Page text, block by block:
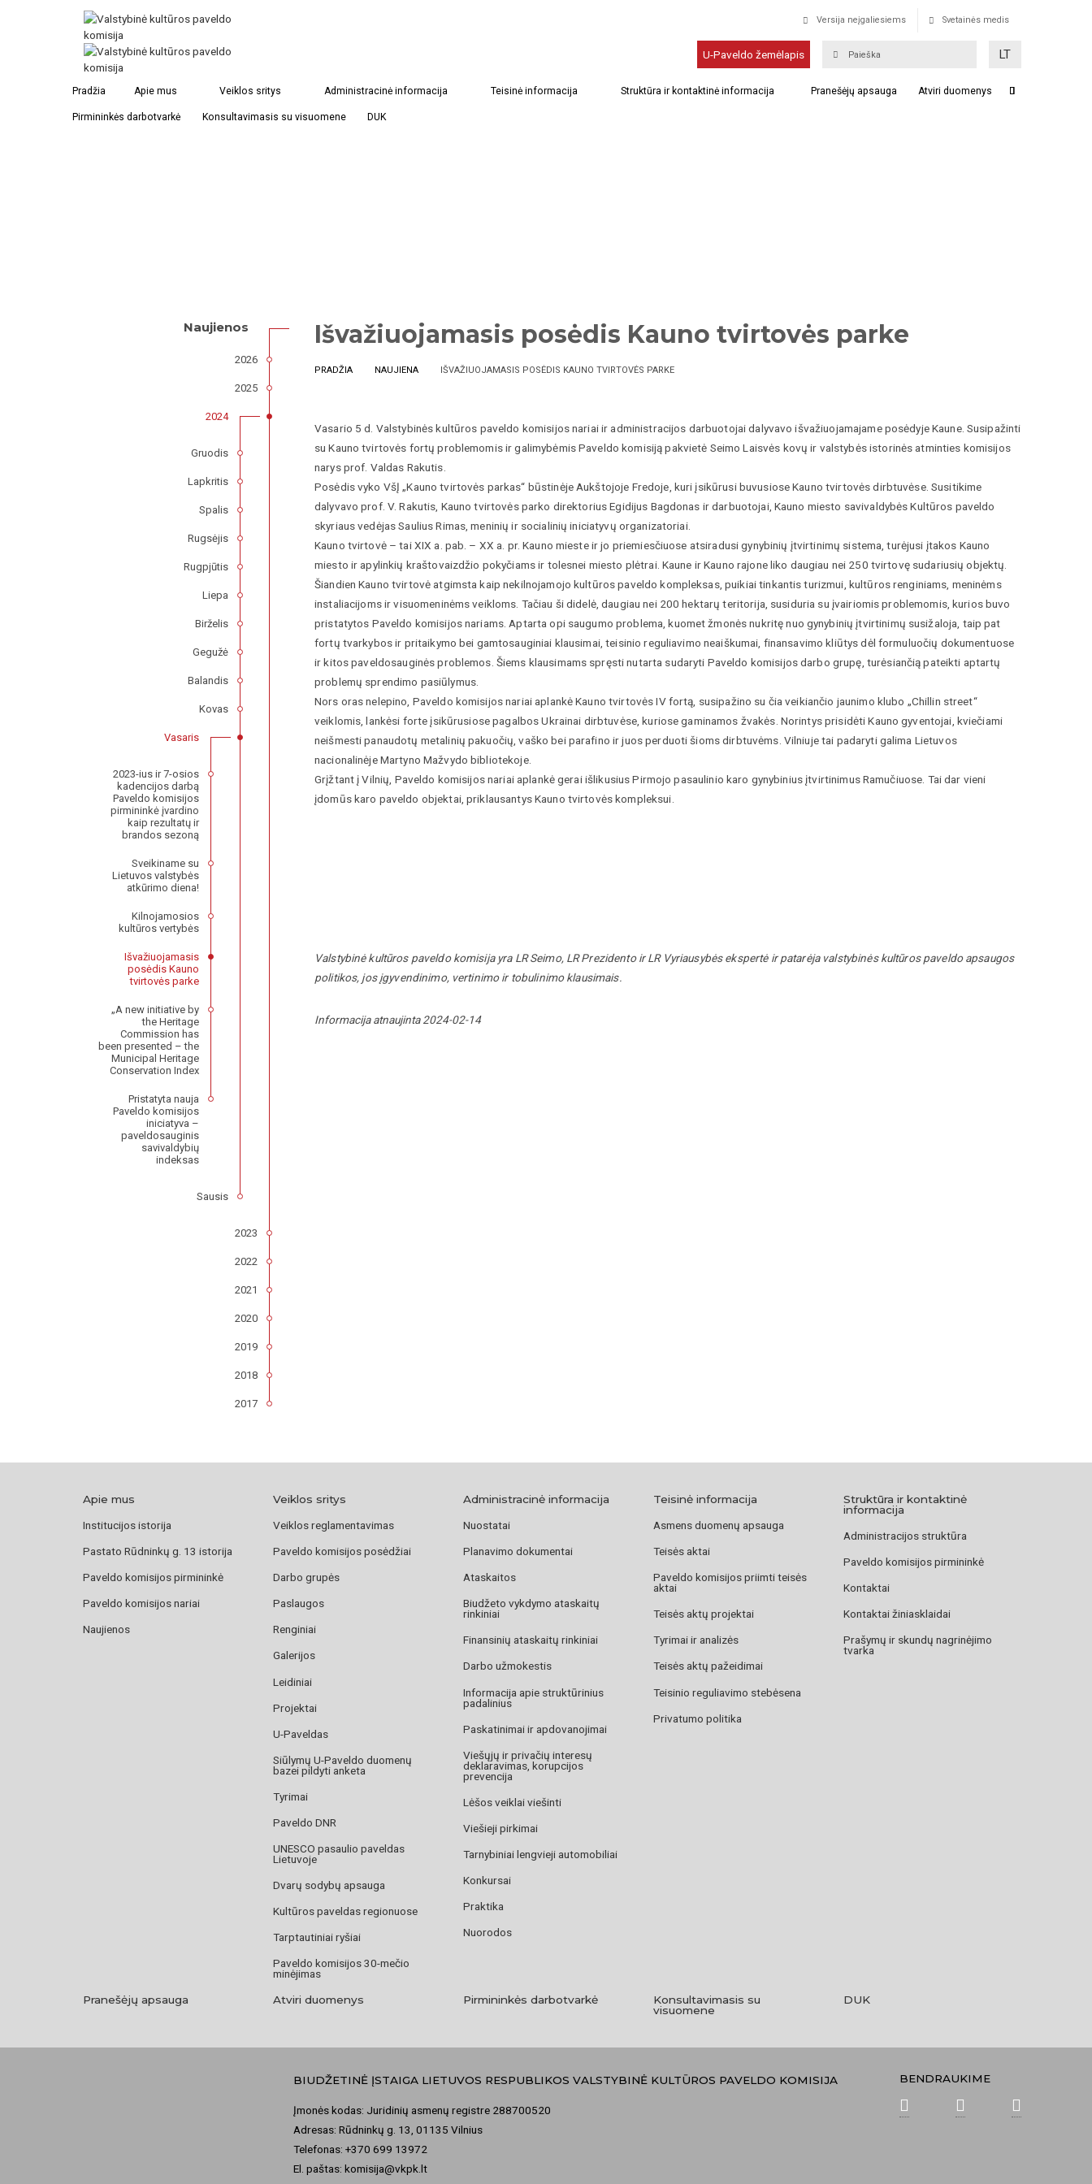
Versija neįgaliesiems Svetainės medis
U-Paveldo žemėlapis LT
Pradžia Apie mus Veiklos sritys Administracinė informacija Teisinė informacija Struktūra ir kontaktinė informacija Pranešėjų apsauga Atviri duomenys
Pirmininkės darbotvarkė Konsultavimasis su visuomene DUK
Išvažiuojamasis posėdis Kauno tvirtovės parke
PRADŽIA NAUJIENA IŠVAŽIUOJAMASIS POSĖDIS KAUNO TVIRTOVĖS PARKE
Vasario 5 d. Valstybinės kultūros paveldo komisijos nariai ir administracijos darbuotojai dalyvavo išvažiuojamajame posėdyje Kaune. Susipažinti
su Kauno tvirtovės fortų problemomis ir galimybėmis Paveldo komisiją pakvietė Seimo Laisvės kovų ir valstybės istorinės atminties komisijos
narys prof. Valdas Rakutis.
Posėdis vyko VšĮ „Kauno tvirtovės parkas“ būstinėje Aukštojoje Fredoje, kuri įsikūrusi buvusiose Kauno tvirtovės dirbtuvėse. Susitikime
dalyvavo prof. V. Rakutis, Kauno tvirtovės parko direktorius Egidijus Bagdonas ir darbuotojai, Kauno miesto savivaldybės Kultūros paveldo
skyriaus vedėjas Saulius Rimas, meninių ir socialinių iniciatyvų organizatoriai.
Kauno tvirtovė – tai XIX a. pab. – XX a. pr. Kauno mieste ir jo priemiesčiuose atsiradusi gynybinių įtvirtinimų sistema, turėjusi įtakos Kauno
miesto ir apylinkių kraštovaizdžio pokyčiams ir tolesnei miesto plėtrai. Kaune ir Kauno rajone liko daugiau nei 250 tvirtovę sudariusių objektų.
Šiandien Kauno tvirtovė atgimsta kaip nekilnojamojo kultūros paveldo kompleksas, puikiai tinkantis turizmui, kultūros renginiams, meninėms
instaliacijoms ir visuomeninėms veikloms. Tačiau ši didelė, daugiau nei 200 hektarų teritorija, susiduria su įvairiomis problemomis, kurios buvo
pristatytos Paveldo komisijos nariams. Aptarta opi saugumo problema, kuomet žmonės nukritę nuo gynybinių įtvirtinimų susižaloja, taip pat
fortų tvarkybos ir pritaikymo bei gamtosauginiai klausimai, teisinio reguliavimo neaiškumai, finansavimo kliūtys dėl formuluočių dokumentuose
ir kitos paveldosauginės problemos. Šiems klausimams spręsti nutarta sudaryti Paveldo komisijos darbo grupę, turėsiančią pateikti aptartų
problemų sprendimo pasiūlymus.
Nors oras nelepino, Paveldo komisijos nariai aplankė Kauno tvirtovės IV fortą, susipažino su čia veikiančio jaunimo klubo „Chillin street“
veiklomis, lankėsi forte įsikūrusiose pagalbos Ukrainai dirbtuvėse, kuriose gaminamos žvakės. Norintys prisidėti Kauno gyventojai, kviečiami
neišmesti panaudotų metalinių pakuočių, vaško bei parafino ir juos perduoti šioms dirbtuvėms. Vilniuje tai padaryti galima Lietuvos
nacionalinėje Martyno Mažvydo bibliotekoje.
Grįžtant į Vilnių, Paveldo komisijos nariai aplankė gerai išlikusius Pirmojo pasaulinio karo gynybinius įtvirtinimus Ramučiuose. Tai dar vieni
įdomūs karo paveldo objektai, priklausantys Kauno tvirtovės kompleksui.
Valstybinė kultūros paveldo komisija yra LR Seimo, LR Prezidento ir LR Vyriausybės ekspertė ir patarėja valstybinės kultūros paveldo apsaugos
politikos, jos įgyvendinimo, vertinimo ir tobulinimo klausimais.
Informacija atnaujinta 2024-02-14
Naujienos
2026
2025
2024
Gruodis
Lapkritis
Spalis
Rugsėjis
Rugpjūtis
Liepa
Birželis
Gegužė
Balandis
Kovas
Vasaris
2023-ius ir 7-osios
kadencijos darbą
Paveldo komisijos
pirmininkė įvardino
kaip rezultatų ir
brandos sezoną
Sveikiname su
Lietuvos valstybės
atkūrimo diena!
Kilnojamosios
kultūros vertybės
Išvažiuojamasis
posėdis Kauno
tvirtovės parke
„A new initiative by
the Heritage
Commission has
been presented – the
Municipal Heritage
Conservation Index
Pristatyta nauja
Paveldo komisijos
iniciatyva –
paveldosauginis
savivaldybių
indeksas
Sausis
2023
2022
2021
2020
2019
2018
2017
Apie mus
Institucijos istorija
Pastato Rūdninkų g. 13 istorija
Paveldo komisijos pirmininkė
Paveldo komisijos nariai
Naujienos
Veiklos sritys
Veiklos reglamentavimas
Paveldo komisijos posėdžiai
Darbo grupės
Paslaugos
Renginiai
Galerijos
Leidiniai
Projektai
U-Paveldas
Siūlymų U-Paveldo duomenų
bazei pildyti anketa
Tyrimai
Paveldo DNR
UNESCO pasaulio paveldas
Lietuvoje
Dvarų sodybų apsauga
Kultūros paveldas regionuose
Tarptautiniai ryšiai
Paveldo komisijos 30-mečio
minėjimas
Administracinė informacija
Nuostatai
Planavimo dokumentai
Ataskaitos
Biudžeto vykdymo ataskaitų
rinkiniai
Finansinių ataskaitų rinkiniai
Darbo užmokestis
Informacija apie struktūrinius
padalinius
Paskatinimai ir apdovanojimai
Viešųjų ir privačių interesų
deklaravimas, korupcijos
prevencija
Lėšos veiklai viešinti
Viešieji pirkimai
Tarnybiniai lengvieji automobiliai
Konkursai
Praktika
Nuorodos
Teisinė informacija
Asmens duomenų apsauga
Teisės aktai
Paveldo komisijos priimti teisės
aktai
Teisės aktų projektai
Tyrimai ir analizės
Teisės aktų pažeidimai
Teisinio reguliavimo stebėsena
Privatumo politika
Struktūra ir kontaktinė
informacija
Administracijos struktūra
Paveldo komisijos pirmininkė
Kontaktai
Kontaktai žiniasklaidai
Prašymų ir skundų nagrinėjimo
tvarka
Pranešėjų apsauga Atviri duomenys Pirmininkės darbotvarkė
Konsultavimasis su
visuomene
DUK
BIUDŽETINĖ ĮSTAIGA LIETUVOS RESPUBLIKOS VALSTYBINĖ KULTŪROS PAVELDO KOMISIJA
Įmonės kodas: Juridinių asmenų registre 288700520
Adresas: Rūdninkų g. 13, 01135 Vilnius
Telefonas: +370 699 13972
El. paštas: komisija@vkpk.lt
BENDRAUKIME